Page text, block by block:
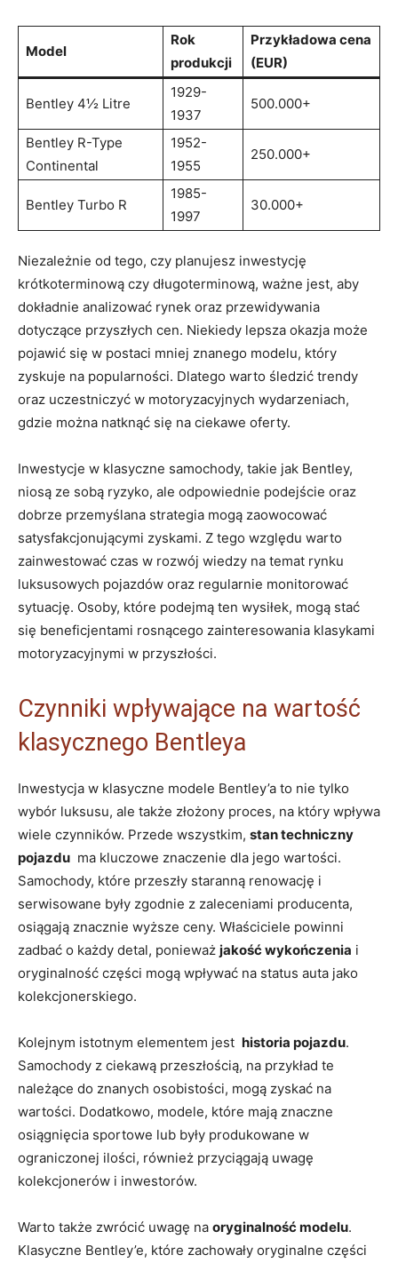
Model
Rok
produkcji
Przykładowa⁣ cena
(EUR)
Bentley‌ 4½⁢ Litre
1929-
1937
500.000+
Bentley R-Type
Continental
1952-
1955
250.000+
Bentley Turbo⁤ R
1985-
1997
30.000+
Niezależnie od tego,⁢ czy planujesz inwestycję
krótkoterminową⁢ czy długoterminową, ważne jest,⁤ aby
dokładnie⁢ analizować rynek oraz przewidywania
dotyczące⁣ przyszłych cen. ‍Niekiedy lepsza okazja ‌może
pojawić ⁣się w ⁣postaci ‌mniej znanego modelu, który
zyskuje⁢ na popularności.⁤ Dlatego warto śledzić trendy
oraz uczestniczyć w motoryzacyjnych⁤ wydarzeniach,⁢
gdzie można natknąć się na ciekawe oferty.
Inwestycje⁤ w klasyczne samochody, takie jak Bentley,
niosą ze sobą ryzyko,⁣ ale odpowiednie podejście oraz
dobrze przemyślana strategia​ mogą zaowocować
⁤satysfakcjonującymi zyskami. Z tego względu warto
zainwestować czas w⁢ rozwój wiedzy na temat rynku
luksusowych pojazdów ⁤oraz regularnie monitorować
‌sytuację. Osoby, które podejmą⁢ ten⁢ wysiłek, mogą stać
się beneficjentami rosnącego ⁢zainteresowania‍ klasykami
motoryzacyjnymi w przyszłości.
Czynniki ⁤wpływające na ‍wartość
klasycznego ⁤Bentleya
Inwestycja w​ klasyczne modele Bentley’a to nie tylko
wybór luksusu, ale także ⁣złożony⁢ proces, na który​ wpływa⁤
wiele ⁣czynników. Przede wszystkim, stan techniczny
pojazdu ⁣ ma‌ kluczowe znaczenie ‌dla jego wartości.
Samochody, ⁢które przeszły staranną renowację i
serwisowane były zgodnie z ​zaleceniami producenta,⁢
osiągają znacznie wyższe ceny. Właściciele powinni
zadbać o każdy detal, ‌ponieważ jakość wykończenia i
oryginalność części mogą wpływać na status auta jako
kolekcjonerskiego.
Kolejnym⁢ istotnym elementem jest ⁤ historia pojazdu.
Samochody ⁢z ⁢ciekawą przeszłością, na przykład te
należące do znanych osobistości, mogą‌ zyskać ‍na
wartości. Dodatkowo, modele, które mają znaczne
osiągnięcia sportowe lub⁤ były produkowane w‍
ograniczonej ilości, również przyciągają​ uwagę
kolekcjonerów i inwestorów.
Warto‌ także⁤ zwrócić uwagę na oryginalność modelu.
Klasyczne Bentley’e,⁤ które zachowały oryginalne części⁣